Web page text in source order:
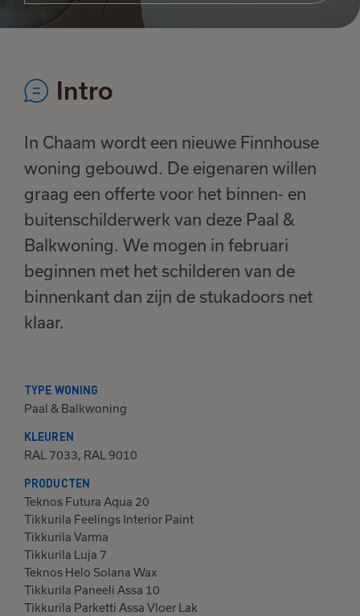
Intro
In Chaam wordt een nieuwe Finnhouse
woning gebouwd. De eigenaren willen
graag een offerte voor het binnen- en
buitenschilderwerk van deze Paal &
Balkwoning. We mogen in februari
beginnen met het schilderen van de
binnenkant dan zijn de stukadoors net
klaar.
TYPE WONING
Paal & Balkwoning
KLEUREN
RAL 7033, RAL 9010
PRODUCTEN
Teknos Futura Aqua 20
Tikkurila Feelings Interior Paint
Tikkurila Varma
Tikkurila Luja 7
Teknos Helo Solana Wax
Tikkurila Paneeli Assa 10
Tikkurila Parketti Assa Vloer Lak